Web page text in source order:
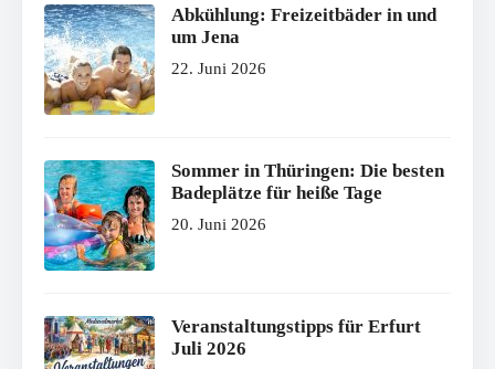
Abkühlung: Freizeitbäder in und
um Jena
22. Juni 2026
Sommer in Thüringen: Die besten
Badeplätze für heiße Tage
20. Juni 2026
Veranstaltungstipps für Erfurt
Juli 2026